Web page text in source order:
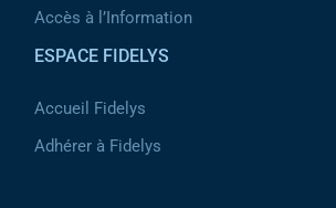
Accès à l’Information
ESPACE FIDELYS
Accueil Fidelys
Adhérer à Fidelys